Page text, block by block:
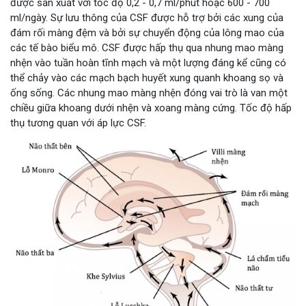
được sản xuất với tốc độ 0,2 - 0,7 ml/phút hoặc 600 - 700
ml/ngày. Sự lưu thông của CSF được hỗ trợ bởi các xung của
đám rối màng đệm và bởi sự chuyển động của lông mao của
các tế bào biểu mô. CSF được hấp thụ qua nhung mao màng
nhện vào tuần hoàn tĩnh mạch và một lượng đáng kể cũng có
thể chảy vào các mạch bạch huyết xung quanh khoang sọ và
ống sống. Các nhung mao màng nhện đóng vai trò là van một
chiều giữa khoang dưới nhện và xoang màng cứng. Tốc độ hấp
thụ tương quan với áp lực CSF.